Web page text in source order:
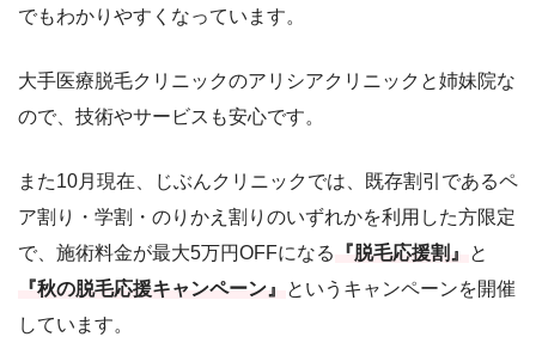
でもわかりやすくなっています。
大手医療脱毛クリニックのアリシアクリニックと姉妹院な
ので、技術やサービスも安心です。
また10月現在、じぶんクリニックでは、既存割引であるペ
ア割り・学割・のりかえ割りのいずれかを利用した方限定
で、施術料金が最大5万円OFFになる
『脱毛応援割』
と
『秋の脱毛応援キャンペーン』
というキャンペーンを開催
しています。